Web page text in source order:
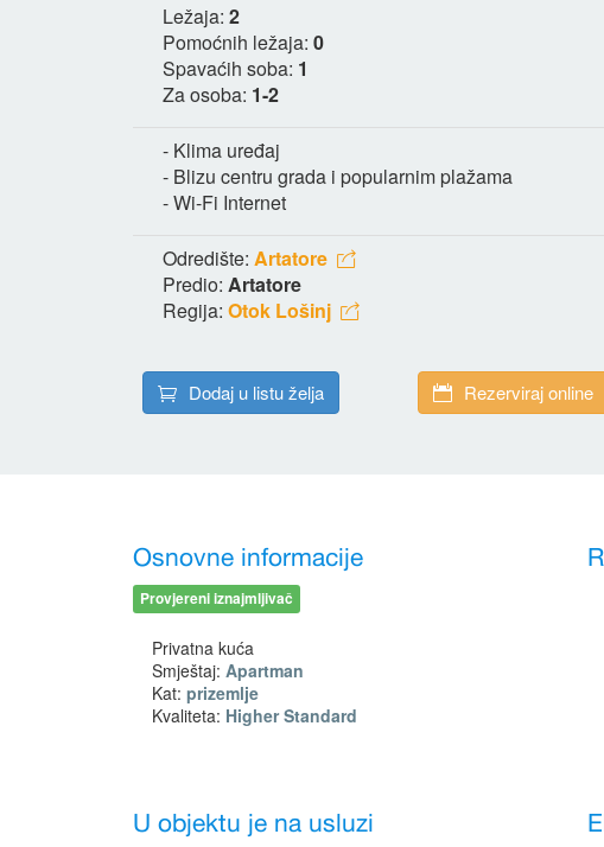
Ležaja: 2
Pomoćnih ležaja: 0
Spavaćih soba: 1
Za osoba: 1-2
- Klima uređaj
- Blizu centru grada i popularnim plažama
- Wi-Fi Internet
Odredište: Artatore
Predio: Artatore
Regija: Otok Lošinj
Dodaj u listu želja
Rezerviraj online
Osnovne informacije
Provjereni iznajmljivač
Privatna kuća
Smještaj: Apartman
Kat: prizemlje
Kvaliteta: Higher Standard
U objektu je na usluzi